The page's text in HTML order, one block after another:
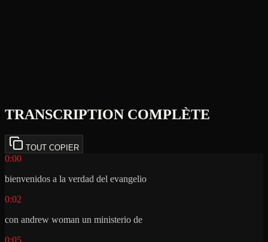
TRANSCRIPTION COMPLÈTE
TOUT COPIER
0:00
bienvenidos a la verdad del evangelio
0:02
con andrew woman un ministerio de
0:05